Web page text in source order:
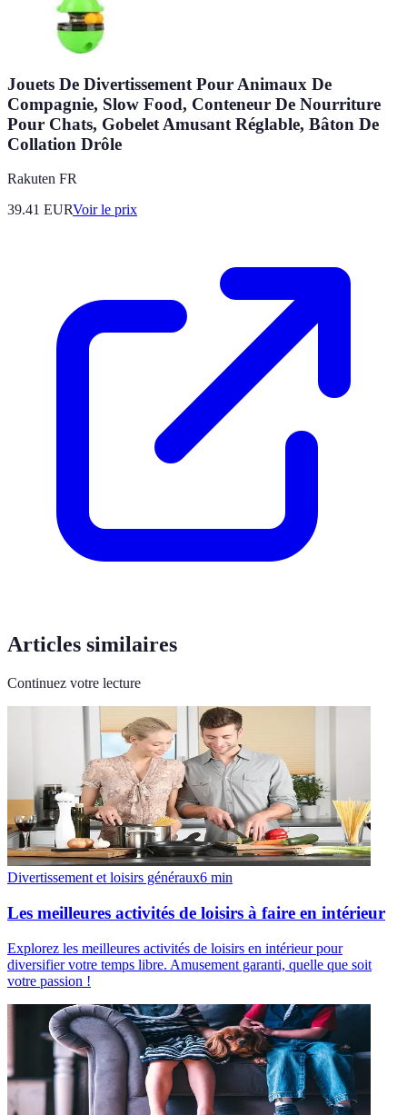
Jouets De Divertissement Pour Animaux De
Compagnie, Slow Food, Conteneur De Nourriture
Pour Chats, Gobelet Amusant Réglable, Bâton De
Collation Drôle
Rakuten FR
39.41 EURVoir le prix
Articles similaires
Continuez votre lecture
Divertissement et loisirs généraux6 min
Les meilleures activités de loisirs à faire en intérieur
Explorez les meilleures activités de loisirs en intérieur pour
diversifier votre temps libre. Amusement garanti, quelle que soit
votre passion !